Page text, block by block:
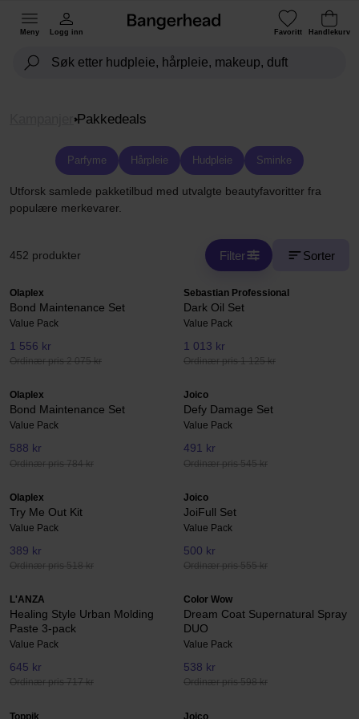
Meny Logg inn Favoritt Handlekurv
Pakkedeals
Parfyme Hårpleie Hudpleie Sminke
Utforsk samlede pakketilbud med utvalgte beautyfavoritter fra
populære merkevarer.
452 produkter Filter Sorter
Olaplex
Bond Maintenance Set
Value Pack
1 556 kr
Ordinær pris 2 075 kr
Sebastian Professional
Dark Oil Set
Value Pack
1 013 kr
Ordinær pris 1 125 kr
Olaplex
Bond Maintenance Set
Value Pack
588 kr
Ordinær pris 784 kr
Joico
Defy Damage Set
Value Pack
491 kr
Ordinær pris 545 kr
Olaplex
Try Me Out Kit
Value Pack
389 kr
Ordinær pris 518 kr
Joico
JoiFull Set
Value Pack
500 kr
Ordinær pris 555 kr
L'ANZA
Healing Style Urban Molding
Paste 3-pack
Value Pack
645 kr
Ordinær pris 717 kr
Color Wow
Dream Coat Supernatural Spray
DUO
Value Pack
538 kr
Ordinær pris 598 kr
Toppik Joico